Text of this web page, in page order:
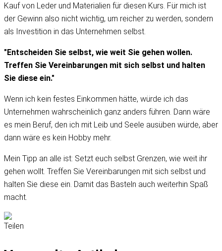
Kauf von Leder und Materialien für diesen Kurs. Für mich ist
der Gewinn also nicht wichtig, um reicher zu werden, sondern
als Investition in das Unternehmen selbst.
"Entscheiden Sie selbst, wie weit Sie gehen wollen.
Treffen Sie Vereinbarungen mit sich selbst und halten
Sie diese ein."
Wenn ich kein festes Einkommen hätte, würde ich das
Unternehmen wahrscheinlich ganz anders führen. Dann wäre
es mein Beruf, den ich mit Leib und Seele ausüben würde, aber
dann wäre es kein Hobby mehr.
Mein Tipp an alle ist: Setzt euch selbst Grenzen, wie weit ihr
gehen wollt. Treffen Sie Vereinbarungen mit sich selbst und
halten Sie diese ein. Damit das Basteln auch weiterhin Spaß
macht.
Teilen